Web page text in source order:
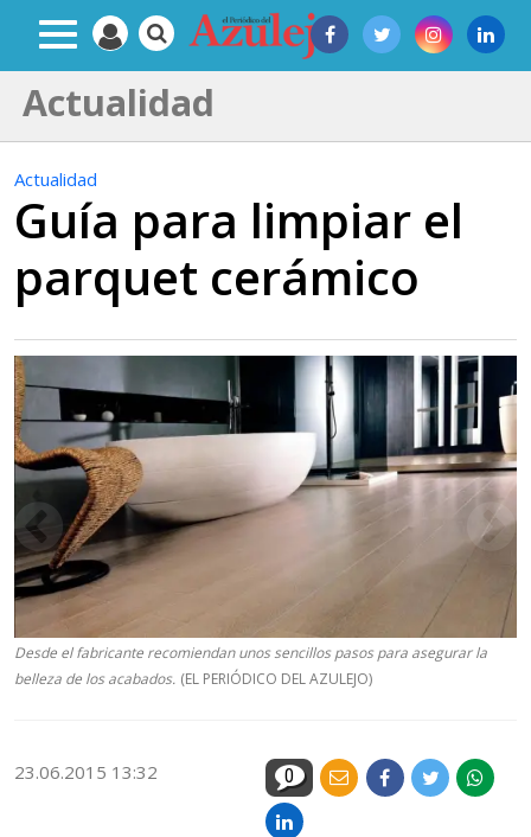
Actualidad
Actualidad
Guía para limpiar el
parquet cerámico
Desde el fabricante recomiendan unos sencillos pasos para asegurar la
belleza de los acabados. (EL PERIÓDICO DEL AZULEJO)
23.06.2015 13:32 0